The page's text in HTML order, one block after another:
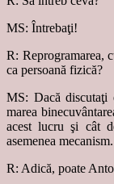
MS: Întrebaţi!
R: Reprogramarea,
ca persoană fizică?
MS: Dacă discutaţi
marea
acest lucru şi cât
asemenea mecanism.
R: Adică, poate